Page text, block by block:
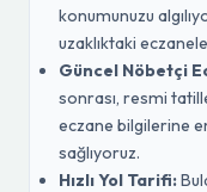
konumunuzu
uzaklıktaki
Güncel Nöbetçi
sonrası, resmi
eczane bilgilerine
sağlıyoruz.
Hızlı Yol Tarifi: